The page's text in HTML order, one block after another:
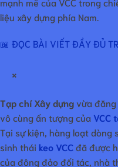
liệu xây dựng phía Nam.
📖 ĐỌC BÀI VIẾT ĐẦY ĐỦ
×
Tạp chí Xây dựngvừa
vô cùng ấn tượng của VCC
Tại sự kiện, hàng loạt dòng
sinh thái keo VCC đã được
của đông đảo đối tác, nhà